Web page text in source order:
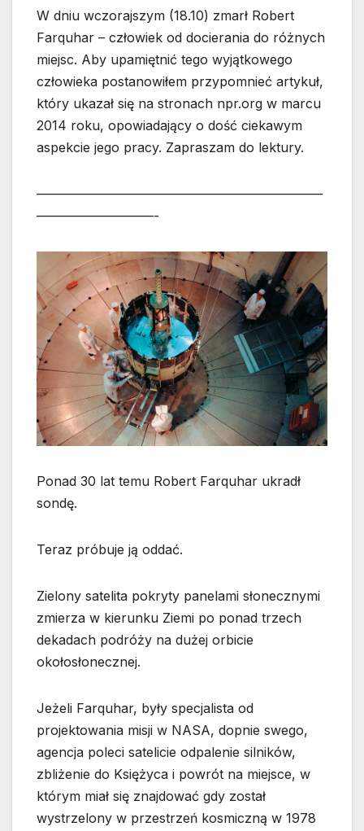
W dniu wczorajszym (18.10) zmarł Robert
Farquhar – człowiek od docierania do różnych
miejsc. Aby upamiętnić tego wyjątkowego
człowieka postanowiłem przypomnieć artykuł,
który ukazał się na stronach npr.org w marcu
2014 roku, opowiadający o dość ciekawym
aspekcie jego pracy. Zapraszam do lektury.
——————————————————————
—————————-
Ponad 30 lat temu Robert Farquhar ukradł
sondę.
Teraz próbuje ją oddać.
Zielony satelita pokryty panelami słonecznymi
zmierza w kierunku Ziemi po ponad trzech
dekadach podróży na dużej orbicie
okołosłonecznej.
Jeżeli Farquhar, były specjalista od
projektowania misji w NASA, dopnie swego,
agencja poleci satelicie odpalenie silników,
zbliżenie do Księżyca i powrót na miejsce, w
którym miał się znajdować gdy został
wystrzelony w przestrzeń kosmiczną w 1978